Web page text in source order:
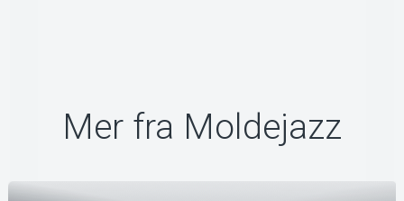
Mer fra Moldejazz